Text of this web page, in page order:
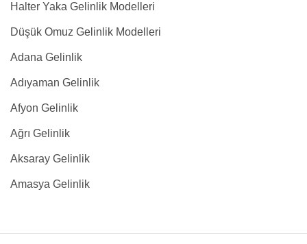
Halter Yaka Gelinlik Modelleri
Düşük Omuz Gelinlik Modelleri
Adana Gelinlik
Adıyaman Gelinlik
Afyon Gelinlik
Ağrı Gelinlik
Aksaray Gelinlik
Amasya Gelinlik